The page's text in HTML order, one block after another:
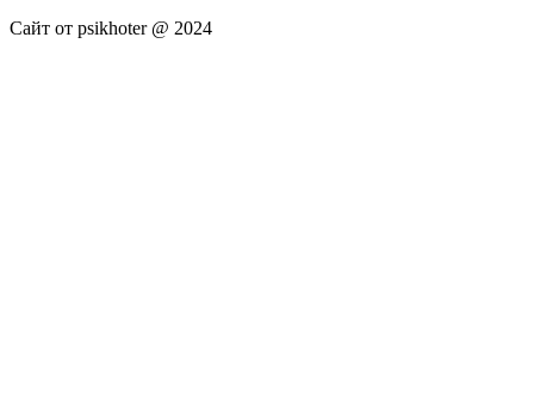
Сайт от psikhoter @ 2024